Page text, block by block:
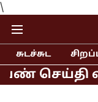
\
சுடச்சுட